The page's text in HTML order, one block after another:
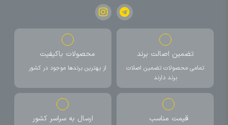
تضمین اصالت برند
تمامی محصولات تضمین اصلات
برند دارند
محصولات باکیفیت
از بهترین برندها موجود در کشور
قیمت مناسب ارسال به سراسر کشور